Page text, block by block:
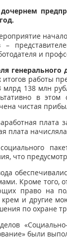
–
и
работы
млрд 138 млн
в
чистая
плата
плата
что
Кроме того,
право на
и другие
по охране
были